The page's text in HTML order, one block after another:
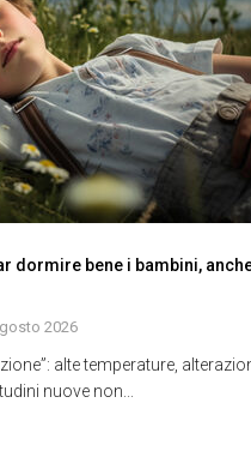
dormire bene i bambini,
2026
alte temperature,
nuove non...